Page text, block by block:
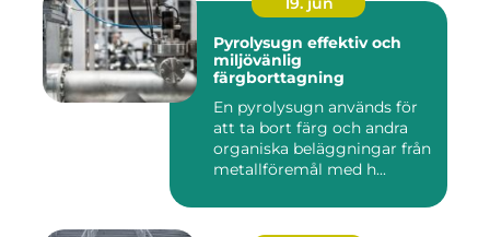
Pyrolysugn effektiv och
miljövänlig
färgborttagning
En pyrolysugn används för
att ta bort färg och andra
organiska beläggningar från
metallföremål med h...